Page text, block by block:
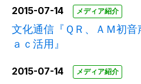
2015-07-14 メディア紹介
文化通信『ＱＲ、ＡＭ初音
ａｃ活用』
2015-07-14 メディア紹介